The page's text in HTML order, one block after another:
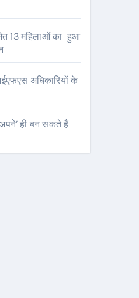
13 महिलाओं का हुआ
अधिकारियों के
ही बन सकते हैं